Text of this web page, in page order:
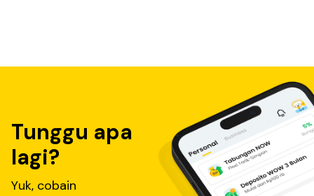
Tunggu apa
lagi?
Yuk, cobain